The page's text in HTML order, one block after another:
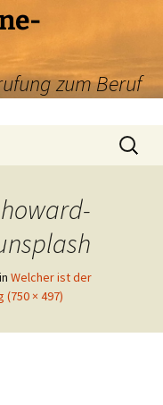
zum Beruf
Suchen
nach:
in Welcher ist der
(750 × 497)